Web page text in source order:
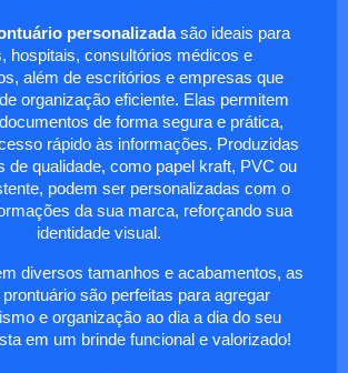
personalizadasão ideais para
hospitais, consultórios médicos e
além de escritórios e empresas que
organização eficiente. Elas permitem
de forma segura e prática,
rápido às informações. Produzidas
de qualidade, como papel kraft, PVC ou
podem ser personalizadas com o
da sua marca, reforçando sua
identidade visual.
diversos tamanhos e acabamentos, as
são perfeitas para agregar
e organização ao dia a dia do seu
em um brinde funcional e valorizado!